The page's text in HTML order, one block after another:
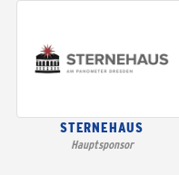
STERNEHAUS
Hauptsponsor